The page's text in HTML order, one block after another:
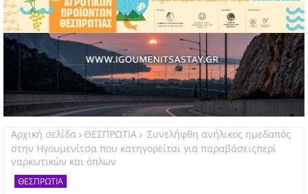
Αρχική σελίδα ΘΕΣΠΡΩΤΙΑ
Συνελήφθη ανήλικος ημεδαπός
στην Ηγουμενίτσα που κατηγορείται για παραβάσειςπερί
ναρκωτικών και όπλων
ΘΕΣΠΡΩΤΙΑ